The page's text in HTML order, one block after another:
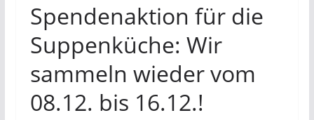
Spendenaktion für die
Suppenküche: Wir
sammeln wieder vom
08.12. bis 16.12.!